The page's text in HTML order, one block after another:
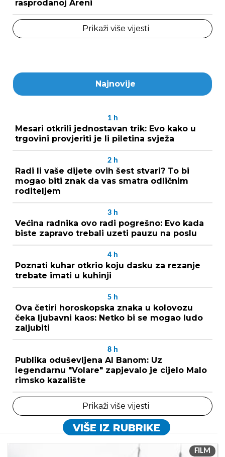
rasprodanoj Areni
Prikaži više vijesti
Najnovije
1 h
Mesari otkrili jednostavan trik: Evo kako u
trgovini provjeriti je li piletina svježa
2 h
Radi li vaše dijete ovih šest stvari? To bi
mogao biti znak da vas smatra odličnim
roditeljem
3 h
Većina radnika ovo radi pogrešno: Evo kada
biste zapravo trebali uzeti pauzu na poslu
4 h
Poznati kuhar otkrio koju dasku za rezanje
trebate imati u kuhinji
5 h
Ova četiri horoskopska znaka u kolovozu
čeka ljubavni kaos: Netko bi se mogao ludo
zaljubiti
8 h
Publika oduševljena Al Banom: Uz
legendarnu "Volare" zapjevalo je cijelo Malo
rimsko kazalište
Prikaži više vijesti
VIŠE IZ RUBRIKE
FILM